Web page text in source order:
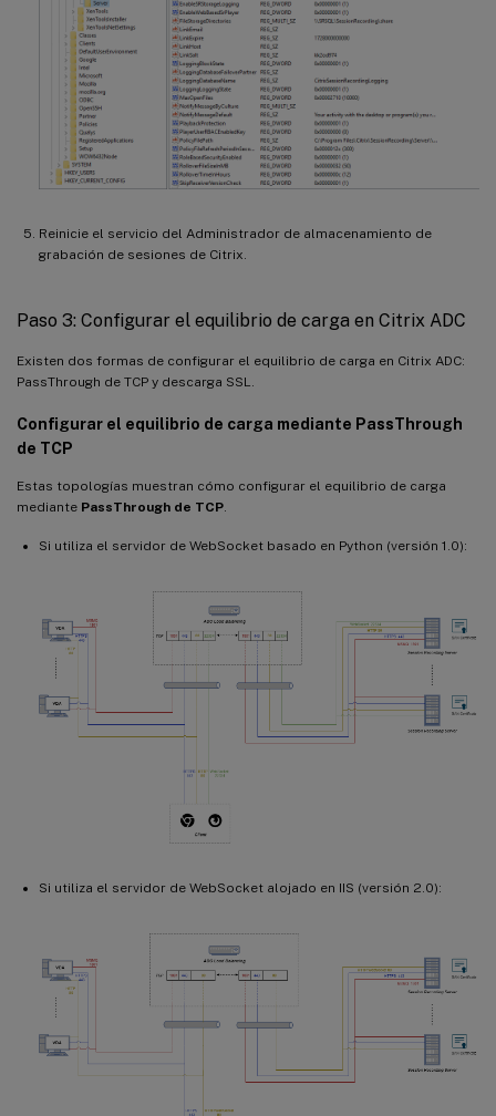
Reinicie el servicio del Administrador de almacenamiento de
grabación de sesiones de Citrix.
Paso 3: Configurar el equilibrio de carga en Citrix ADC
Existen dos formas de configurar el equilibrio de carga en Citrix ADC:
PassThrough de TCP y descarga SSL.
Configurar el equilibrio de carga mediante PassThrough
de TCP
Estas topologías muestran cómo configurar el equilibrio de carga
mediante PassThrough de TCP.
Si utiliza el servidor de WebSocket basado en Python (versión 1.0):
Si utiliza el servidor de WebSocket alojado en IIS (versión 2.0):